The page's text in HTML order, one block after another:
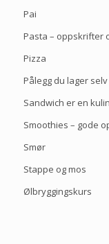
Pai
Pasta – oppskrifter
Pizza
Pålegg du lager selv
Sandwich er en
Smoothies – gode
Smør
Stappe og mos
Ølbryggingskurs